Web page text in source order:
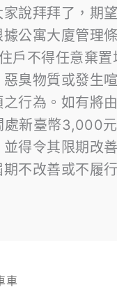
家說拜拜了，期
據公寓大廈管理
戶不得任意棄置
臭物質或發生
行為。如有將
處新臺幣3,000
得令其限期改
不改善或不履
車